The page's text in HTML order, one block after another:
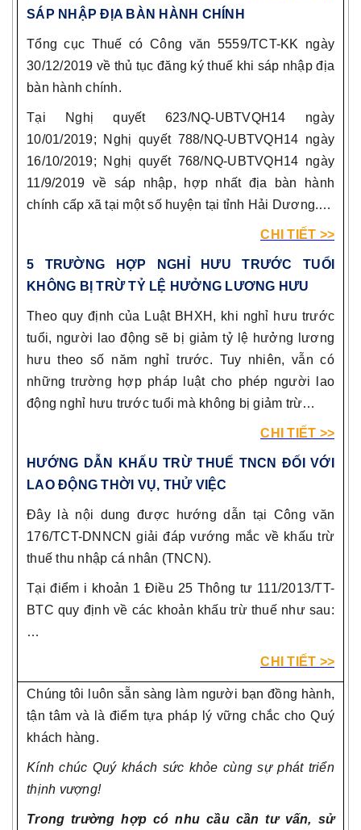
SÁP NHẬP ĐỊA BÀN HÀNH CHÍNH
Tổng cục Thuế có Công văn 5559/TCT-KK ngày
30/12/2019 về thủ tục đăng ký thuế khi sáp nhập địa
bàn hành chính.
Tại Nghị quyết 623/NQ-UBTVQH14 ngày
10/01/2019; Nghị quyết 788/NQ-UBTVQH14 ngày
16/10/2019; Nghị quyết 768/NQ-UBTVQH14 ngày
11/9/2019 về sáp nhập, hợp nhất địa bàn hành
chính cấp xã tại một số huyện tại tỉnh Hải Dương.…
CHI TIẾT >>
5 TRƯỜNG HỢP NGHỈ HƯU TRƯỚC TUỔI
KHÔNG BỊ TRỪ TỶ LỆ HƯỞNG LƯƠNG HƯU
Theo quy định của Luật BHXH, khi nghỉ hưu trước
tuổi, người lao động sẽ bị giảm tỷ lệ hưởng lương
hưu theo số năm nghỉ trước. Tuy nhiên, vẫn có
những trường hợp pháp luật cho phép người lao
động nghỉ hưu trước tuổi mà không bị giảm trừ…
CHI TIẾT >>
HƯỚNG DẪN KHẤU TRỪ THUẾ TNCN ĐỐI VỚI
LAO ĐỘNG THỜI VỤ, THỬ VIỆC
Đây là nội dung được hướng dẫn tại Công văn
176/TCT-DNNCN giải đáp vướng mắc về khấu trừ
thuế thu nhập cá nhân (TNCN).
Tại điểm i khoản 1 Điều 25 Thông tư 111/2013/TT-
BTC quy định về các khoản khấu trừ thuế như sau:
…
CHI TIẾT >>
Chúng tôi luôn sẵn sàng làm người bạn đồng hành,
tận tâm và là điểm tựa pháp lý vững chắc cho Quý
khách hàng.
Kính chúc Quý khách sức khỏe cùng sự phát triển
thịnh vượng!
Trong trường hợp có nhu cầu cần tư vấn, sử